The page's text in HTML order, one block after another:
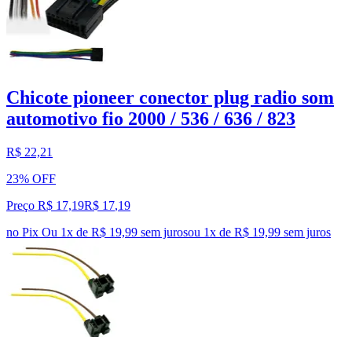
Chicote pioneer conector plug radio som
automotivo fio 2000 / 536 / 636 / 823
R$ 22,21
23% OFF
Preço R$ 17,19R$ 17,19
no Pix Ou 1x de R$ 19,99 sem jurosou 1x de R$ 19,99 sem juros